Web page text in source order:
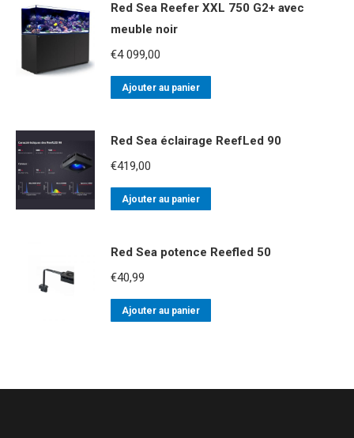
Red Sea Reefer XXL 750 G2+ avec
meuble noir
€4 099,00
Ajouter au panier
Red Sea éclairage ReefLed 90
€419,00
Ajouter au panier
Red Sea potence Reefled 50
€40,99
Ajouter au panier